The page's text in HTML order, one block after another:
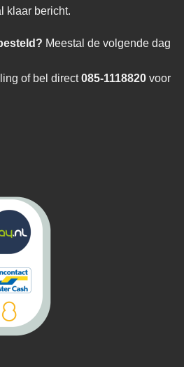
klaar bericht.
Meestal de volgende dag
of bel direct085-1118820 voor